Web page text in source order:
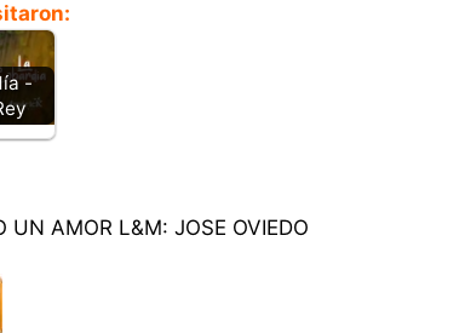
-
UN AMOR L&M: JOSE OVIEDO